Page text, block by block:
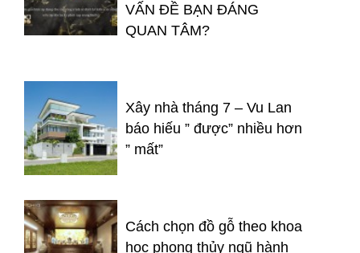
VẤN ĐỀ BẠN ĐÁNG
QUAN TÂM?
Xây nhà tháng 7 – Vu Lan
báo hiếu ” được” nhiều hơn
” mất”
Cách chọn đồ gỗ theo khoa
học phong thủy ngũ hành